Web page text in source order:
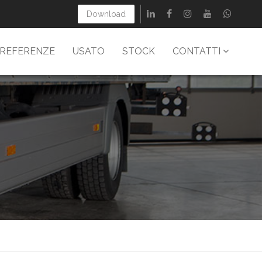
Download
REFERENZE USATO STOCK CONTATTI